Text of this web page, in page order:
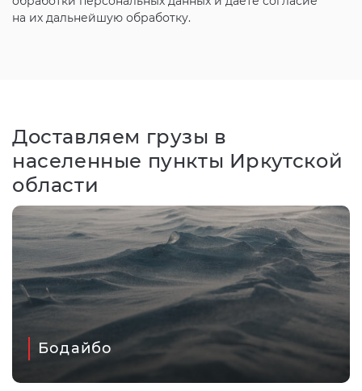
на их дальнейшую обработку.
Доставляем грузы в
населенные пункты Иркутской
области
Бодайбо